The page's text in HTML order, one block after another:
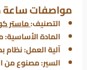
مواصفات
التصنيف:ماستر
المادة الأساسية:
آلية العمل:نظام
السير:مصنوع من